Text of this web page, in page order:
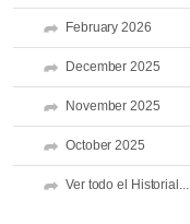
February 2026
December 2025
November 2025
October 2025
Ver todo el Historial...